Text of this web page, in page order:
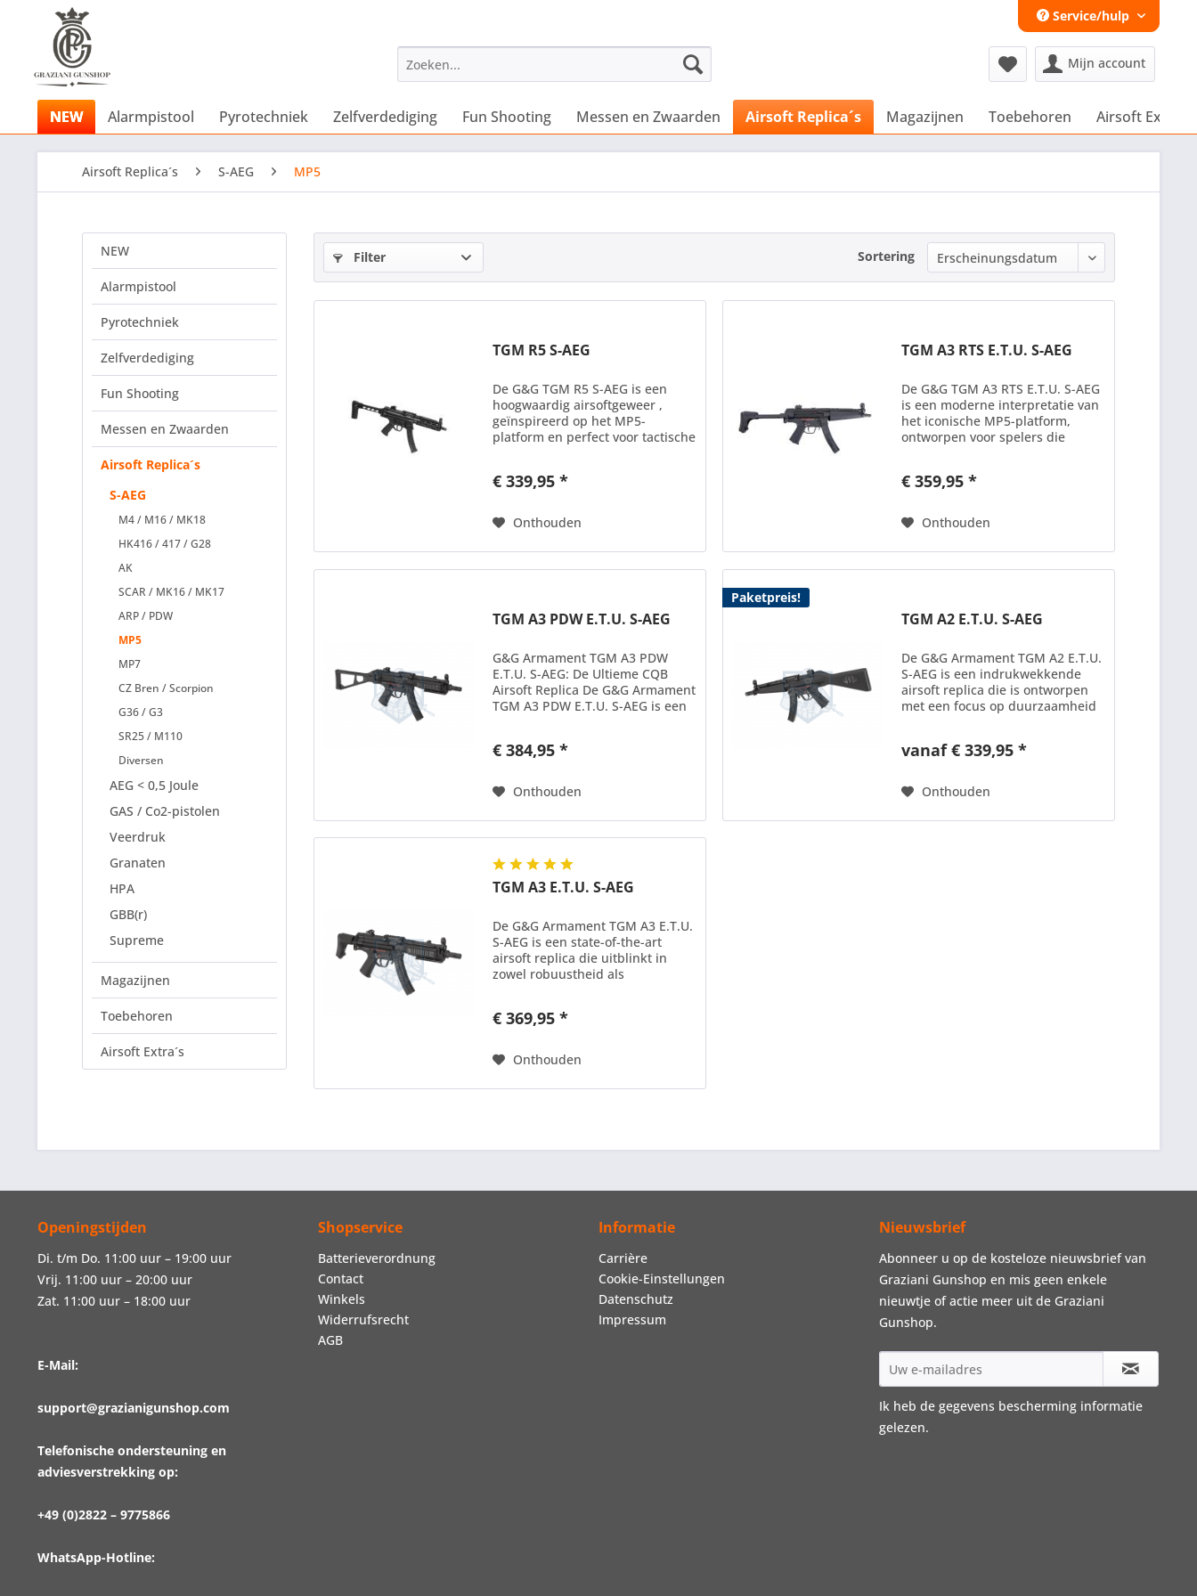
Service/hulp
Mijn account
NEW Alarmpistool Pyrotechniek Zelfverdediging Fun Shooting Messen en Zwaarden Airsoft Replica´s Magazijnen Toebehoren Airsoft Extra´s
Airsoft Replica´s S-AEG MP5
NEW
Alarmpistool
Pyrotechniek
Zelfverdediging
Fun Shooting
Messen en Zwaarden
Airsoft Replica´s
S-AEG
M4 / M16 / MK18
HK416 / 417 / G28
AK
SCAR / MK16 / MK17
ARP / PDW
MP5
MP7
CZ Bren / Scorpion
G36 / G3
SR25 / M110
Diversen
AEG < 0,5 Joule
GAS / Co2-pistolen
Veerdruk
Granaten
HPA
GBB(r)
Supreme
Magazijnen
Toebehoren
Airsoft Extra´s
Filter Sortering
TGM R5 S-AEG
De G&G TGM R5 S-AEG is een
hoogwaardig airsoftgeweer ,
geïnspireerd op het MP5-
platform en perfect voor tactische
verstelbare hop-up en de stevige
€ 339,95 *
Onthouden
TGM A3 RTS E.T.U. S-AEG
De G&G TGM A3 RTS E.T.U. S-AEG
is een moderne interpretatie van
het iconische MP5-platform,
ontworpen voor spelers die
eisen. De behuizing is volledig uit
€ 359,95 *
Onthouden
TGM A3 PDW E.T.U. S-AEG
G&G Armament TGM A3 PDW
E.T.U. S-AEG: De Ultieme CQB
Airsoft Replica De G&G Armament
TGM A3 PDW E.T.U. S-AEG is een
Quarters Battle (CQB) situaties.
€ 384,95 *
Onthouden
Paketpreis!
TGM A2 E.T.U. S-AEG
De G&G Armament TGM A2 E.T.U.
S-AEG is een indrukwekkende
airsoft replica die is ontworpen
met een focus op duurzaamheid
stuk hoogwaardig metaal, wat
vanaf € 339,95 *
Onthouden
TGM A3 E.T.U. S-AEG
De G&G Armament TGM A3 E.T.U.
S-AEG is een state-of-the-art
airsoft replica die uitblinkt in
zowel robuustheid als
casual als serieuze airsoftspelers,
€ 369,95 *
Onthouden
Openingstijden
Di. t/m Do. 11:00 uur – 19:00 uur
Vrij. 11:00 uur – 20:00 uur
Zat. 11:00 uur – 18:00 uur
E-Mail:
support@grazianigunshop.com
Telefonische ondersteuning en
adviesverstrekking op:
+49 (0)2822 – 9775866
WhatsApp-Hotline:
Shopservice
Batterieverordnung
Contact
Winkels
Widerrufsrecht
AGB
Informatie
Carrière
Cookie-Einstellungen
Datenschutz
Impressum
Nieuwsbrief
Abonneer u op de kosteloze nieuwsbrief van
Graziani Gunshop en mis geen enkele
nieuwtje of actie meer uit de Graziani
Gunshop.
Ik heb de gegevens bescherming informatie
gelezen.